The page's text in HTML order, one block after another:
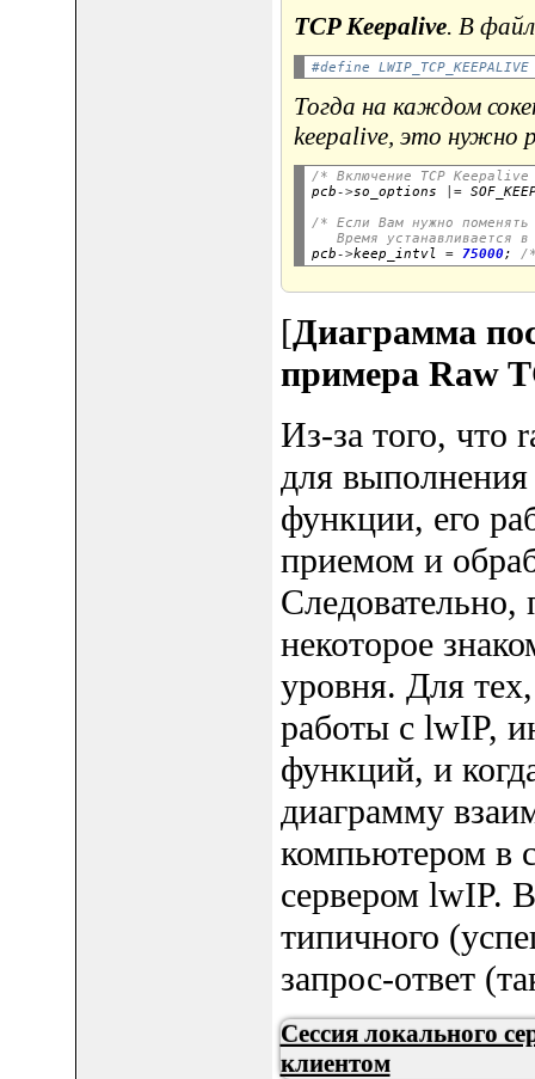
TCP Keepalive. В
#define
Тогда на каждом
keepalive, это нужно
/* Включение TCP
pcb->so_options |=
/* Если Вам нужно
Время устанавливается в
pcb->keep_intvl = 75000; /
[Диаграмма
примера Raw
Из-за того, что
для
функции, его
приемом и
Следовательно,
некоторое
уровня. Для
работы с lwIP,
функций, и
диаграмму
компьютером в
сервером lwIP.
типичного
запрос-ответ
Сессия локального
клиентом